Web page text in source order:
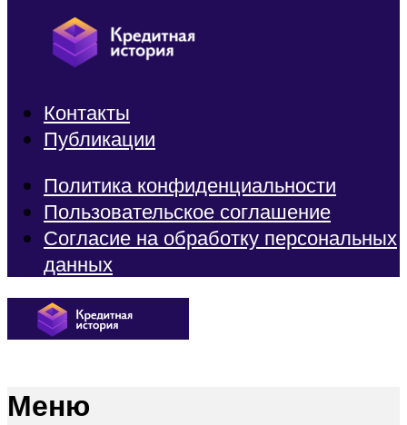
Контакты
Публикации
Политика конфиденциальности
Пользовательское соглашение
Согласие на обработку персональных
данных
Меню